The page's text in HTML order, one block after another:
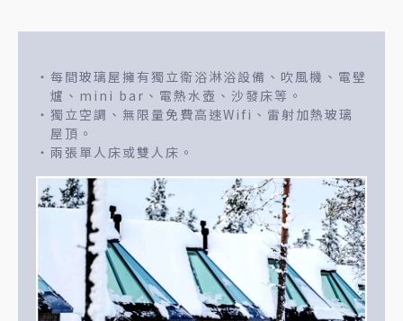
每間玻璃屋擁有獨立衛浴淋浴設備、吹風機、電壁
爐、mini bar、電熱水壺、沙發床等。
獨立空調、無限量免費高速Wifi、雷射加熱玻璃
屋頂。
兩張單人床或雙人床。